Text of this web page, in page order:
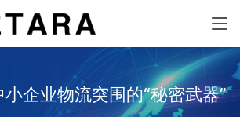
企业物流突围的“秘密武器”